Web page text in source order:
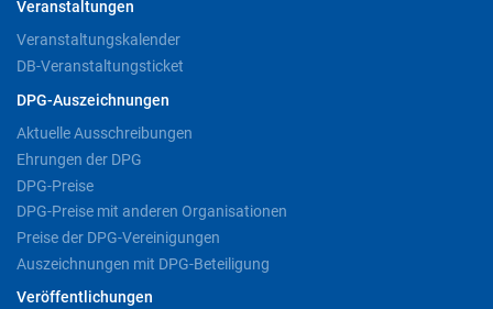
Veranstaltungen
Veranstaltungskalender
DB-Veranstaltungsticket
DPG-Auszeichnungen
Aktuelle Ausschreibungen
Ehrungen der DPG
DPG-Preise
DPG-Preise mit anderen Organisationen
Preise der DPG-Vereinigungen
Auszeichnungen mit DPG-Beteiligung
Veröffentlichungen